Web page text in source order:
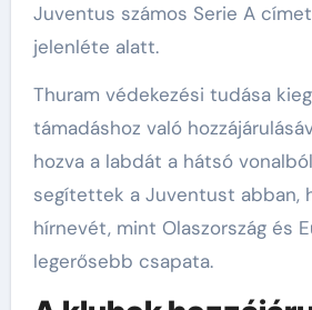
Juventus számos Serie A
jelenléte alatt.
Thuram védekezési tudása
támadáshoz való
hozva a labdát a hátsó
segítettek a Juventust abban,
hírnevét, mint Olaszország és
legerősebb csapata.